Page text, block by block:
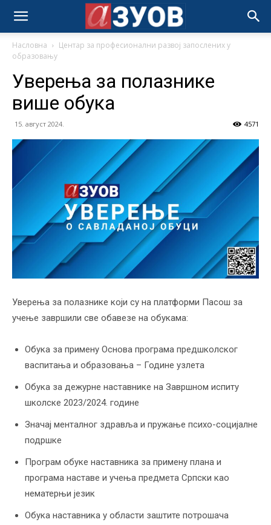
Насловна
Центар за професионални развој запослених у
образовању
Уверења за полазнике
више обука
15. август 2024. 4571
Уверења за полазнике који су на платформи Пасош за
учење завршили све обавезе на обукама:
Обука за примену Основа програма предшколског
васпитања и образовања – Године узлета
Обука за дежурне наставнике на Завршном испиту
школске 2023/2024. године
Значај менталног здравља и пружање психо-социјалне
подршке
Програм обуке наставника за примену плана и
програма наставе и учења предмета Српски као
нематерњи језик
Oбукa наставника у области заштите потрошача